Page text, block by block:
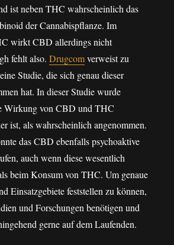
ist neben THC wahrscheinlich das
der Cannabispflanze. Im
wirkt CBD allerdings nicht
fehlt also.Drugcomverweist zu
Studie, die sich genau dieser
hat. In dieser Studie wurde
Wirkung von CBD und THC
ist, als wahrscheinlich angenommen.
das CBD ebenfalls psychoaktive
auch wenn diese wesentlich
beim Konsum von THC. Um genaue
Einsatzgebiete feststellen zu können,
und Forschungen benötigen und
gerne auf dem Laufenden.